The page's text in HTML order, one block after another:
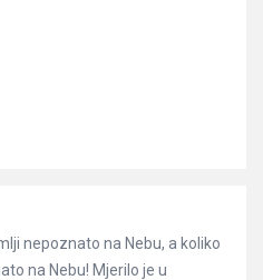
nepoznato na Nebu, a koliko
na Nebu! Mjerilo je u